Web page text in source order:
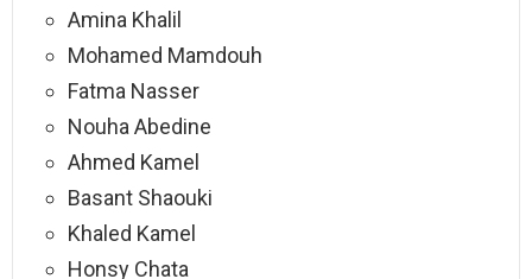
Amina Khalil
Mohamed Mamdouh
Fatma Nasser
Nouha Abedine
Ahmed Kamel
Basant Shaouki
Khaled Kamel
Honsy Chata